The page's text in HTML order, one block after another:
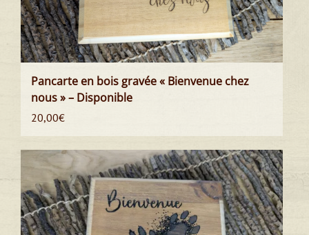
Pancarte en bois gravée « Bienvenue chez
nous » – Disponible
20,00€